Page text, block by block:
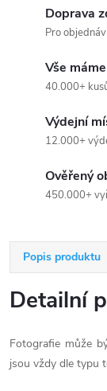
Doprava
Pro
Vše
40.000+
Výdejní
12.000+
Ověřený
450.000+
Popis produktu
Detailní
Fotografie může
jsou vždy dle typu